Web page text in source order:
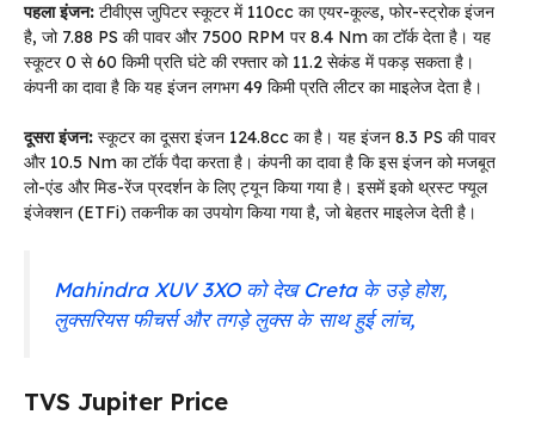
पहला इंजन: टीवीएस जुपिटर स्कूटर में 110cc का एयर-कूल्ड, फोर-स्ट्रोक इंजन
है, जो 7.88 PS की पावर और 7500 RPM पर 8.4 Nm का टॉर्क देता है। यह
स्कूटर 0 से 60 किमी प्रति घंटे की रफ्तार को 11.2 सेकंड में पकड़ सकता है।
कंपनी का दावा है कि यह इंजन लगभग 49 किमी प्रति लीटर का माइलेज देता है।
दूसरा इंजन: स्कूटर का दूसरा इंजन 124.8cc का है। यह इंजन 8.3 PS की पावर
और 10.5 Nm का टॉर्क पैदा करता है। कंपनी का दावा है कि इस इंजन को मजबूत
लो-एंड और मिड-रेंज प्रदर्शन के लिए ट्यून किया गया है। इसमें इको थ्रस्ट फ्यूल
इंजेक्शन (ETFi) तकनीक का उपयोग किया गया है, जो बेहतर माइलेज देती है।
Mahindra XUV 3XO को देख Creta के उड़े होश,
लुक्सरियस फीचर्स और तगड़े लुक्स के साथ हुई लांच,
TVS Jupiter Price